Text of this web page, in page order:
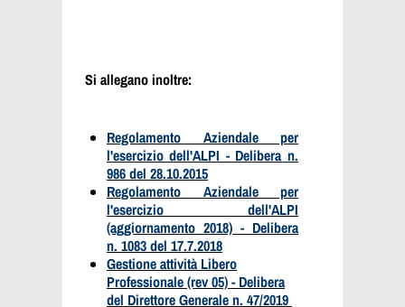
Si allegano inoltre:
Regolamento Aziendale per
l'esercizio dell'ALPI - Delibera_n.
986 del 28.10.2015
Regolamento Aziendale per
l'esercizio dell'ALPI
(aggiornamento 2018) - Delibera
n. 1083 del 17.7.2018
Gestione attività Libero
Professionale (rev 05) - Delibera
del Direttore Generale n. 47/2019